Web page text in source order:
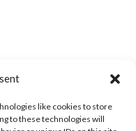
like cookies to store
to these technologies will